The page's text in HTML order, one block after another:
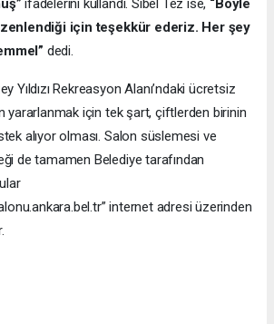
ifadelerini kullandı. Sibel Tez ise, “Böyle
için teşekkür ederiz. Her şey
dedi.
Yıldızı Rekreasyon Alanı’ndaki ücretsiz
yararlanmak için tek şart, çiftlerden birinin
alıyor olması. Salon süslemesi ve
de tamamen Belediye tarafından
internet adresi üzerinden